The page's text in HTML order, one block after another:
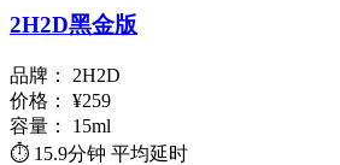
2H2D黑金版
品牌：
2H2D
价格：
¥259
容量：
15ml
⏱️ 15.9分钟 平均延时